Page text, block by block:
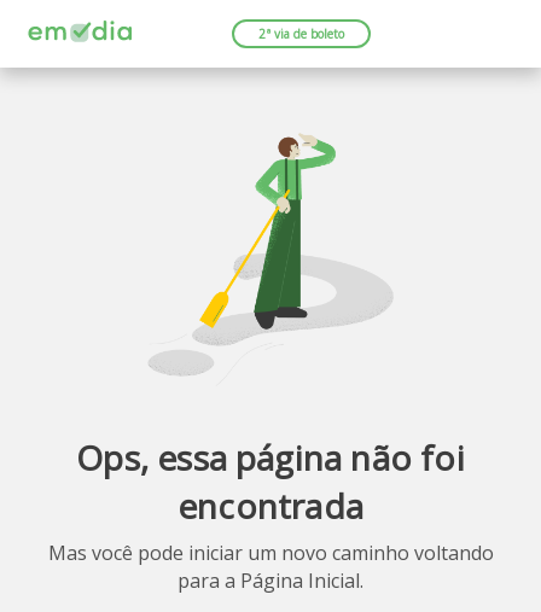
2ª via de boleto
Ops, essa página não foi
encontrada
Mas você pode iniciar um novo caminho voltando
para a Página Inicial.